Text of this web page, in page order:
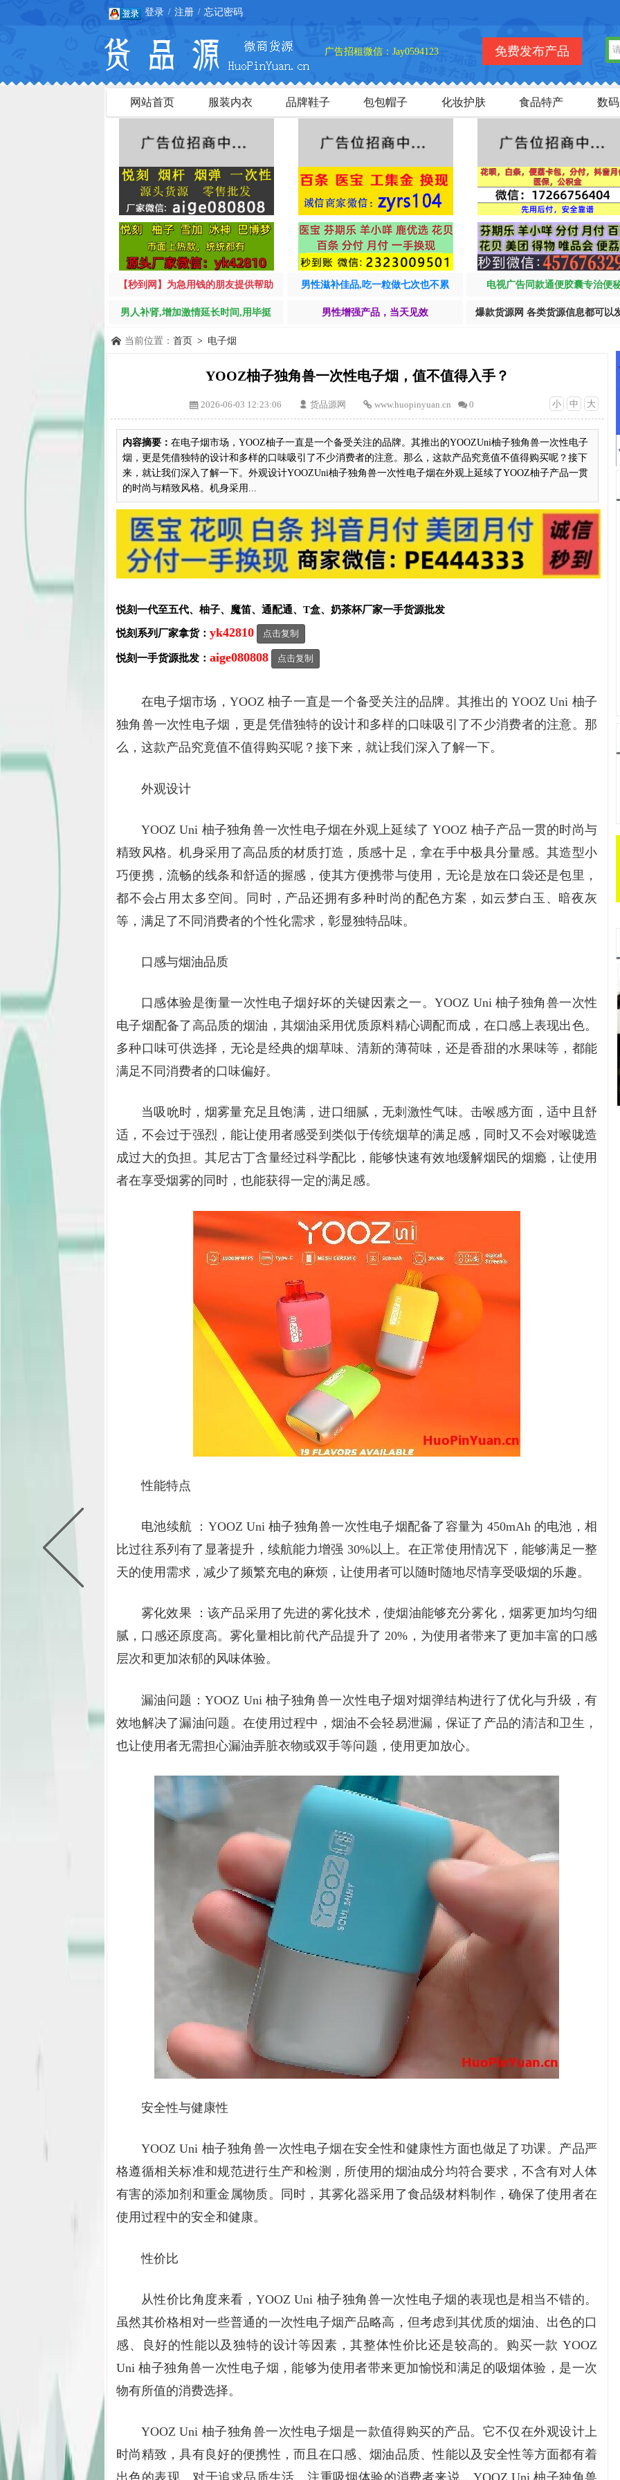
登录 / 注册 / 忘记密码
广告招租微信：Jay0594123 免费发布产品
网站首页 服装内衣 品牌鞋子 包包帽子 化妆护肤 食品特产 数
【秒到网】为急用钱的朋友提供帮助 男性滋补佳品,吃一粒做七次也不累 电视广告同款通便胶囊专治便
男人补肾,增加激情延长时间,用毕挺 男性增强产品，当天见效 爆款货源网 各类货源信息都可以
当前位置： 首页 > 电子烟
YOOZ柚子独角兽一次性电子烟，值不值得入手？
小 中 大
2026-06-03 12:23:06 货品源网 www.huopinyuan.cn 0
内容摘要： 在电子烟市场，YOOZ柚子一直是一个备受关注的品牌。其推出的YOOZUni柚子独角兽一次性电子
烟，更是凭借独特的设计和多样的口味吸引了不少消费者的注意。那么，这款产品究竟值不值得购买呢？接下
来，就让我们深入了解一下。外观设计YOOZUni柚子独角兽一次性电子烟在外观上延续了YOOZ柚子产品一贯
的时尚与精致风格。机身采用...
悦刻一代至五代、柚子、魔笛、通配通、T盒、奶茶杯厂家一手货源批发
悦刻系列厂家拿货： yk42810 点击复制
悦刻一手货源批发： aige080808 点击复制
在电子烟市场，YOOZ 柚子一直是一个备受关注的品牌。其推出的 YOOZ Uni 柚子
独角兽一次性电子烟，更是凭借独特的设计和多样的口味吸引了不少消费者的注意。那
么，这款产品究竟值不值得购买呢？接下来，就让我们深入了解一下。
外观设计
YOOZ Uni 柚子独角兽一次性电子烟在外观上延续了 YOOZ 柚子产品一贯的时尚与
精致风格。机身采用了高品质的材质打造，质感十足，拿在手中极具分量感。其造型小
巧便携，流畅的线条和舒适的握感，使其方便携带与使用，无论是放在口袋还是包里，
都不会占用太多空间。同时，产品还拥有多种时尚的配色方案，如云梦白玉、暗夜灰
等，满足了不同消费者的个性化需求，彰显独特品味。
口感与烟油品质
口感体验是衡量一次性电子烟好坏的关键因素之一。YOOZ Uni 柚子独角兽一次性
电子烟配备了高品质的烟油，其烟油采用优质原料精心调配而成，在口感上表现出色。
多种口味可供选择，无论是经典的烟草味、清新的薄荷味，还是香甜的水果味等，都能
满足不同消费者的口味偏好。
当吸吮时，烟雾量充足且饱满，进口细腻，无刺激性气味。击喉感方面，适中且舒
适，不会过于强烈，能让使用者感受到类似于传统烟草的满足感，同时又不会对喉咙造
成过大的负担。其尼古丁含量经过科学配比，能够快速有效地缓解烟民的烟瘾，让使用
者在享受烟雾的同时，也能获得一定的满足感。
性能特点
电池续航 ：YOOZ Uni 柚子独角兽一次性电子烟配备了容量为 450mAh 的电池，相
比过往系列有了显著提升，续航能力增强 30%以上。在正常使用情况下，能够满足一整
天的使用需求，减少了频繁充电的麻烦，让使用者可以随时随地尽情享受吸烟的乐趣。
雾化效果 ：该产品采用了先进的雾化技术，使烟油能够充分雾化，烟雾更加均匀细
腻，口感还原度高。雾化量相比前代产品提升了 20%，为使用者带来了更加丰富的口感
层次和更加浓郁的风味体验。
漏油问题：YOOZ Uni 柚子独角兽一次性电子烟对烟弹结构进行了优化与升级，有
效地解决了漏油问题。在使用过程中，烟油不会轻易泄漏，保证了产品的清洁和卫生，
也让使用者无需担心漏油弄脏衣物或双手等问题，使用更加放心。
安全性与健康性
YOOZ Uni 柚子独角兽一次性电子烟在安全性和健康性方面也做足了功课。产品严
格遵循相关标准和规范进行生产和检测，所使用的烟油成分均符合要求，不含有对人体
有害的添加剂和重金属物质。同时，其雾化器采用了食品级材料制作，确保了使用者在
使用过程中的安全和健康。
性价比
从性价比角度来看，YOOZ Uni 柚子独角兽一次性电子烟的表现也是相当不错的。
虽然其价格相对一些普通的一次性电子烟产品略高，但考虑到其优质的烟油、出色的口
感、良好的性能以及独特的设计等因素，其整体性价比还是较高的。购买一款 YOOZ
Uni 柚子独角兽一次性电子烟，能够为使用者带来更加愉悦和满足的吸烟体验，是一次
物有所值的消费选择。
YOOZ Uni 柚子独角兽一次性电子烟是一款值得购买的产品。它不仅在外观设计上
时尚精致，具有良好的便携性，而且在口感、烟油品质、性能以及安全性等方面都有着